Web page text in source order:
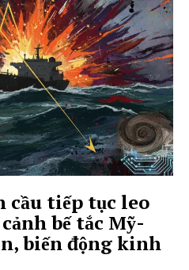
cầu tiếp tục leo
bế tắc Mỹ-
biến động kinh